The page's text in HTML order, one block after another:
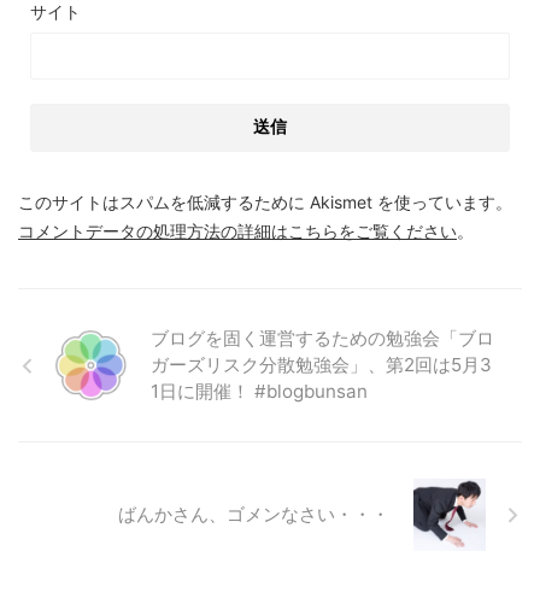
サイト
このサイトはスパムを低減するために Akismet を使っています。
コメントデータの処理方法の詳細はこちらをご覧ください。
ブログを固く運営するための勉強会「ブロ
ガーズリスク分散勉強会」、第2回は5月3
1日に開催！ #blogbunsan
ばんかさん、ゴメンなさい・・・